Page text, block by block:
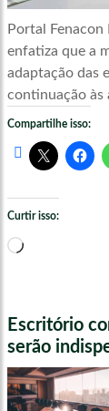
Portal Fenacon
enfatiza que a
adaptação das
continuação às
Compartilhe isso:
Curtir isso:
Carregando...
Escritório
serão